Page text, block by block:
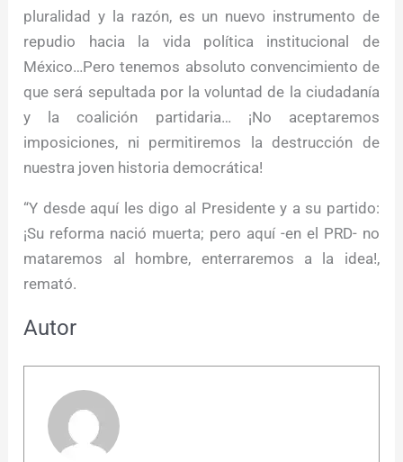
pluralidad y la razón, es un nuevo instrumento de
repudio hacia la vida política institucional de
México…Pero tenemos absoluto convencimiento de
que será sepultada por la voluntad de la ciudadanía
y la coalición partidaria… ¡No aceptaremos
imposiciones, ni permitiremos la destrucción de
nuestra joven historia democrática!
“Y desde aquí les digo al Presidente y a su partido:
¡Su reforma nació muerta; pero aquí -en el PRD- no
mataremos al hombre, enterraremos a la idea!,
remató.
Autor